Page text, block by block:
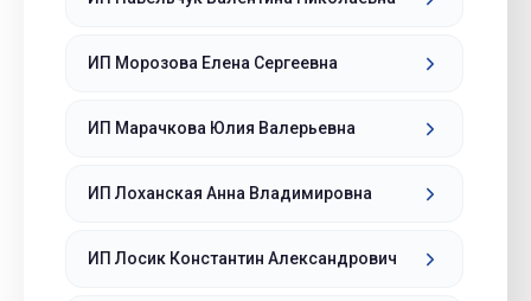
ИП Морозова Елена Сергеевна
ИП Марачкова Юлия Валерьевна
ИП Лоханская Анна Владимировна
ИП Лосик Константин Александрович